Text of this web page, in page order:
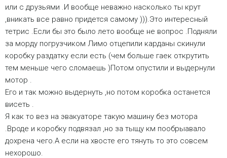
или с друзьями .И вообще неважно насколько ты крут
,вникать все равно придется самому ))).Это интересный
тетрис .Если бы это было лето вообще не вопрос .Подняли
за морду погрузчиком Лимо отцепили карданы скинули
коробку раздатку если есть (чем больше гаек открутить
тем меньше чего сломаешь )Потом опустили и выдернули
мотор .
Его и так можно выдернуть ,но потом коробка останется
висеть .
Я как то вез на эвакуаторе такую машину без мотора
.Вроде и коробку подвязал ,но за тыщу км пообрыавало
дохрена чего.А если на хвосте его тянуть то это совсем
нехорошо.